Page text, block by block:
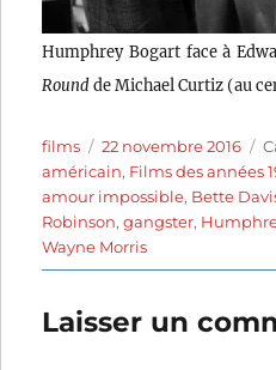
Humphrey Bogart face à
Roundde Michael Curtiz (au
Auteur
films
Publié
le
22 novembre 2016
américain, Films des années
amour impossible, Bette
Robinson,gangster,
Wayne Morris
Laisser un